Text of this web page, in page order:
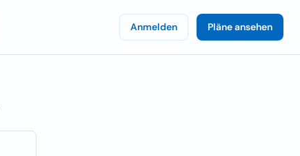
Anmelden Pläne ansehen